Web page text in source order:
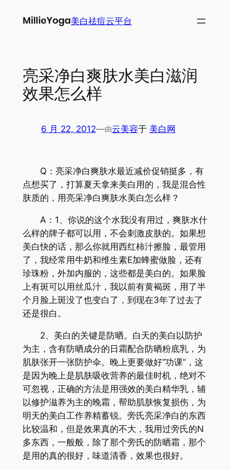
美白祛痘云平台
亮采净白爽肤水美白滋润
效果怎么样
6 月 22, 2012—由云美容于 美白网
Q：亮采净白爽肤水最近减价促销挺多，有
点想买了，打算夏天拿来美白用的，我是混合性
肤质的，用亮采净白爽肤水美白怎么样？
A：1、你说的这个水我没有用过，爽肤水什
么样的牌子都可以用，不会刺激皮肤的。如果想
美白快的话，那么你就用西红柿汁擦脸，最管用
了，我经常用牛奶和维生素E加蜂蜜做脸，还有
珍珠粉，外加内服的，这些都是美白的。如果脸
上有斑可以用丝瓜汁，我以前有黄褐斑，用了半
个月脸上斑没了也变白了，到现在3年了过去了
还是很白。
2、美白的关键是防晒。白天的美白以防护
为主，含有防晒成分的日霜配合防晒粉底乳，为
肌肤张开一张防护伞。晚上更要做好“功课”，这
是因为晚上是肌肤吸收营养的最佳时机，绝对不
可忽视，正确的方法是用强效的美白精华乳，辅
以修护滋养为主的晚霜，帮助肌肤恢复损伤，为
明天的美白工作养精蓄锐。旁氏亮采净白的东西
比较温和，但是效果真的不大，我用过旁氏的N
多东西，一般般，除了那个旁氏的防晒霜，那个
是用的真的很好，味道清香，效果也很好。